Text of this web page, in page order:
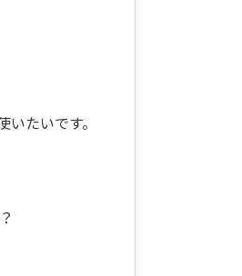
たいです。